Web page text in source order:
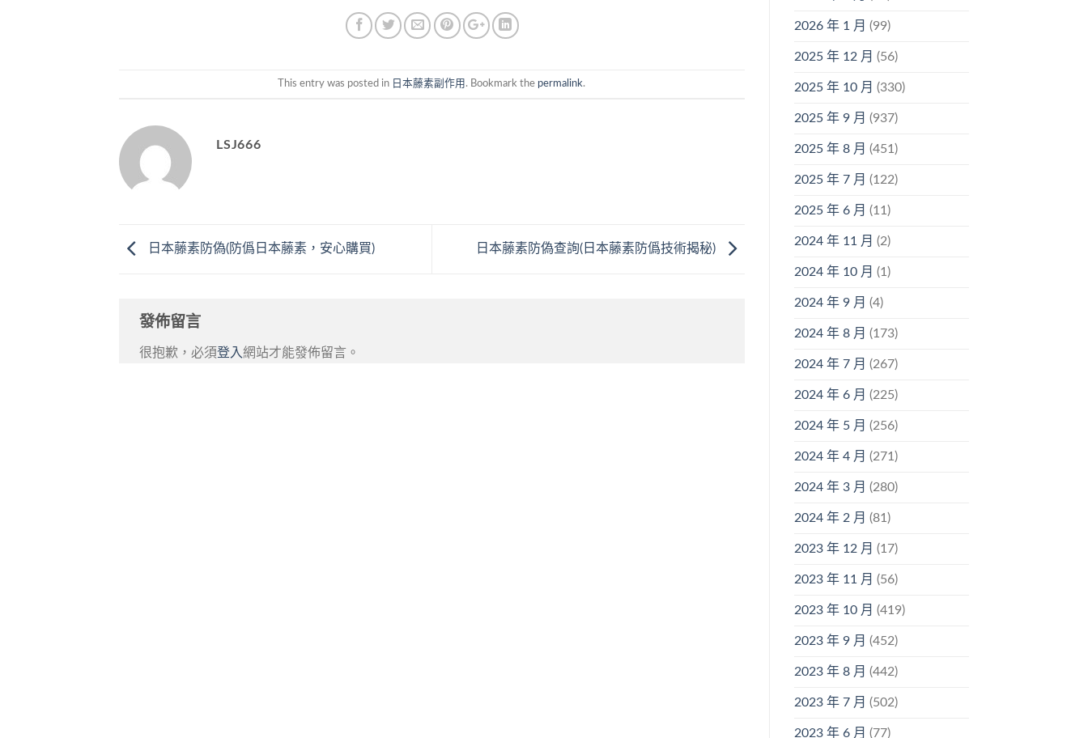
This entry was posted in 日本藤素副作用 . Bookmark the permalink.
LSJ666
日本藤素防偽(防僞日本藤素，安心購買) 日本藤素防偽查詢(日本藤素防僞技術揭秘)
發佈留言
很抱歉，必須登入網站才能發佈留言。
2026 年 1 月 (99)
2025 年 12 月 (56)
2025 年 10 月 (330)
2025 年 9 月 (937)
2025 年 8 月 (451)
2025 年 7 月 (122)
2025 年 6 月 (11)
2024 年 11 月 (2)
2024 年 10 月 (1)
2024 年 9 月 (4)
2024 年 8 月 (173)
2024 年 7 月 (267)
2024 年 6 月 (225)
2024 年 5 月 (256)
2024 年 4 月 (271)
2024 年 3 月 (280)
2024 年 2 月 (81)
2023 年 12 月 (17)
2023 年 11 月 (56)
2023 年 10 月 (419)
2023 年 9 月 (452)
2023 年 8 月 (442)
2023 年 7 月 (502)
2023 年 6 月 (77)